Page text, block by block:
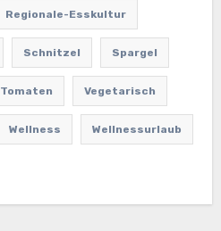
Regionale-Esskultur
Schnitzel Spargel
Tomaten Vegetarisch
Wellness Wellnessurlaub